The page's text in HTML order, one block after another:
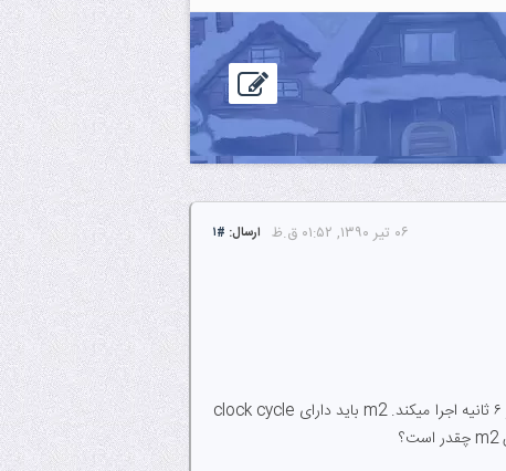
ارسال: #۱
۰۶ تیر ۱۳۹۰, ۰۱:۵۲ ق.ظ
۱) برنامه p بر روی ماشین m1 با فرکانس ۶۰۰MHz در ۱۰ ثانیه اجرا میشود. ماشین m2 همین برنامه را در ۶ ثانیه اجرا میکند. m2 باید دارای clock cycle